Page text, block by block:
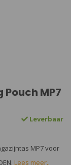
Pouch MP7
Leverbaar
MP7 voor
Lees meer..